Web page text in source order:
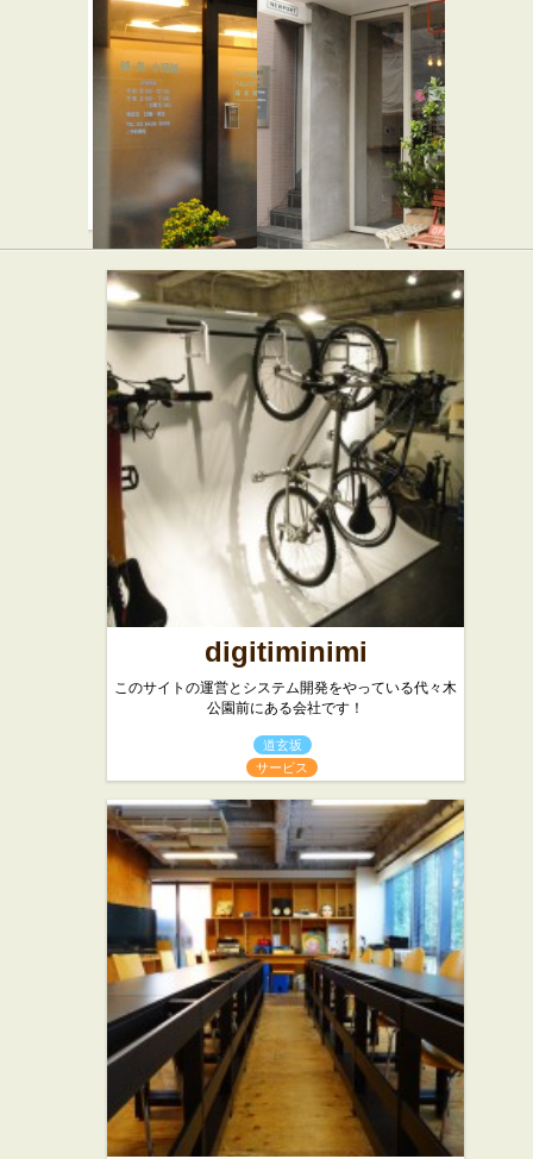
アフター
アワーズ
スイーツ
dining &
bar G.G.C
代々木公園
ヘルスケ
ア 鍼灸院
NEWPORT
★☆☆
カフェ・喫茶店
バー・居酒屋
digitiminimi
このサイトの運営とシステム開発をやっている代々木
公園前にある会社です！
道玄坂
サービス